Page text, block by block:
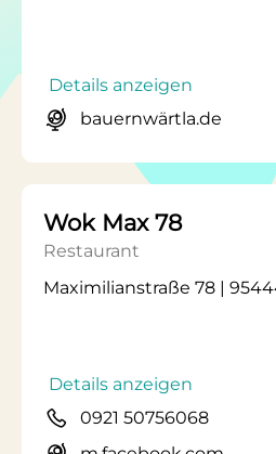
Details anzeigen
bauernwärtla.de
Wok Max 78
Restaurant
Maximilianstraße 78 |
Details anzeigen
0921 50756068